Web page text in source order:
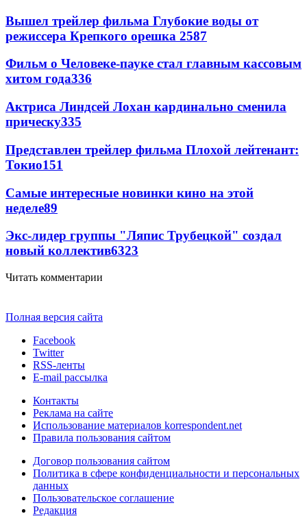
Вышел трейлер фильма Глубокие воды от
режиссера Крепкого орешка 2587
Фильм о Человеке-пауке стал главным кассовым
хитом года336
Актриса Линдсей Лохан кардинально сменила
прическу335
Представлен трейлер фильма Плохой лейтенант:
Токио151
Самые интересные новинки кино на этой
неделе89
Экс-лидер группы "Ляпис Трубецкой" создал
новый коллектив6323
Читать комментарии
Полная версия сайта
Facebook
Twitter
RSS-ленты
E-mail рассылка
Контакты
Реклама на сайте
Использование материалов korrespondent.net
Правила пользования сайтом
Договор пользования сайтом
Политика в сфере конфиденциальности и персональных
данных
Пользовательское соглашение
Редакция